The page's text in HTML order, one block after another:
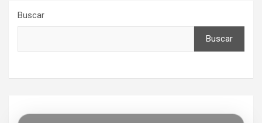
Buscar
Buscar